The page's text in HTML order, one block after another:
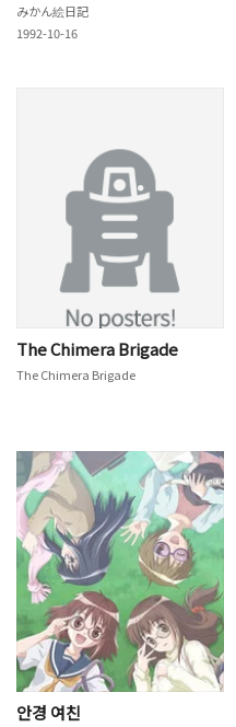
みかん絵日記
1992-10-16
The Chimera Brigade
The Chimera Brigade
안경 여친